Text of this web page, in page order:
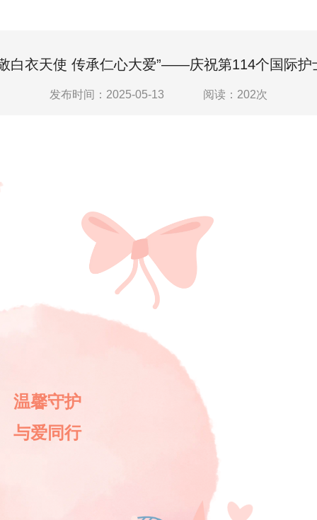
白衣天使 传承仁心大爱”——庆祝第114个国际护
发布时间：2025-05-13 阅读： 202次
温馨守护
与爱同行